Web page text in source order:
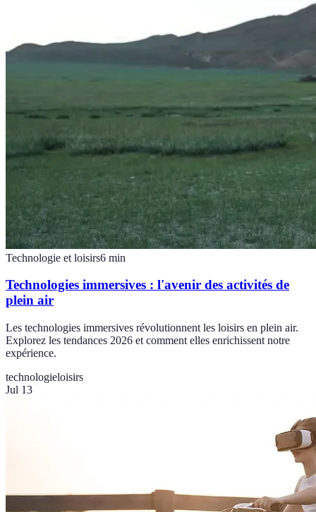
Technologie et loisirs6 min
Technologies immersives : l'avenir des activités de
plein air
Les technologies immersives révolutionnent les loisirs en plein air.
Explorez les tendances 2026 et comment elles enrichissent notre
expérience.
technologieloisirs
Jul 13